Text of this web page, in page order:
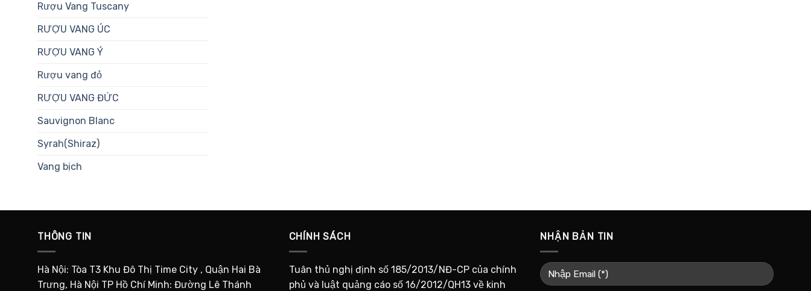
Rượu Vang Tuscany
RƯỢU VANG ÚC
RƯỢU VANG Ý
Rượu vang đỏ
RƯỢU VANG ĐỨC
Sauvignon Blanc
Syrah(Shiraz)
Vang bịch
THÔNG TIN
Hà Nội: Tòa T3 Khu Đô Thị Time City , Quận Hai Bà
Trưng, Hà Nội TP Hồ Chí Minh: Đường Lê Thánh
CHÍNH SÁCH
Tuân thủ nghị định số 185/2013/NĐ-CP của chính
phủ và luật quảng cáo số 16/2012/QH13 về kinh
NHẬN BẢN TIN